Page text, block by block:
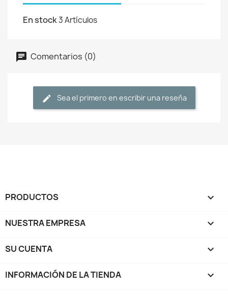
En stock3 Artículos
Comentarios (0)
Sea el primero en escribir una reseña
PRODUCTOS 
NUESTRA EMPRESA 
SU CUENTA 
INFORMACIÓN DE LA TIENDA keyboard_arrow_down